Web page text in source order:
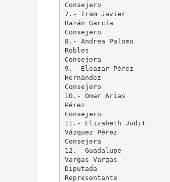
Consejero
7.- Iram Javier
Bazán García
Consejero
8.- Andrea Palomo
Robles
Consejera
9.- Eleazar Pérez
Hernández
Consejero
10.- Omar Arias
Pérez
Consejero
11.- Elizabeth Judit
Vázquez Pérez
Consejera
12.- Guadalupe
Vargas Vargas
Diputada
Representante